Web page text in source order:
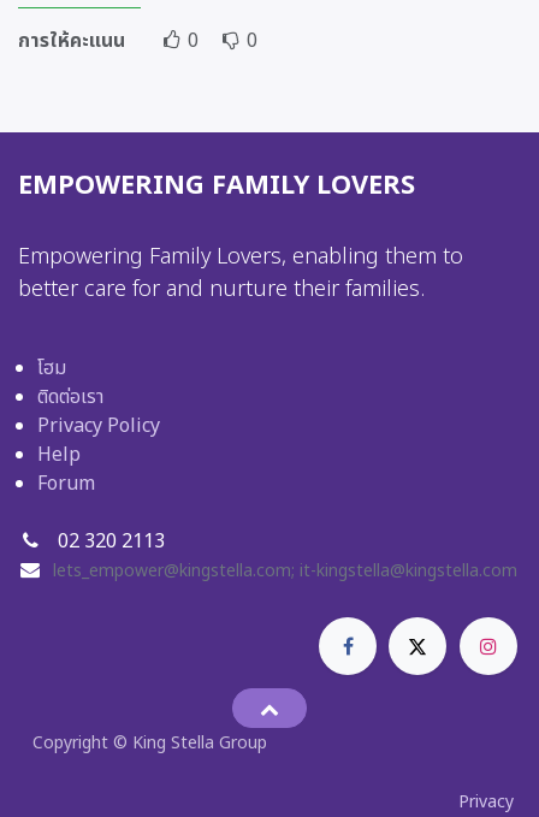
การให้คะแนน
0 0
EMPOWERING FAMILY LOVERS
Empowering Family Lovers, enabling them to
better care for and nurture their families.
โฮม
ติดต่อเรา
Privacy Policy
Help
Forum
02 320 2113
lets_empower@kingstella.com; it-kingstella@kingstella.com
Copyright © King Stella Group
Privacy